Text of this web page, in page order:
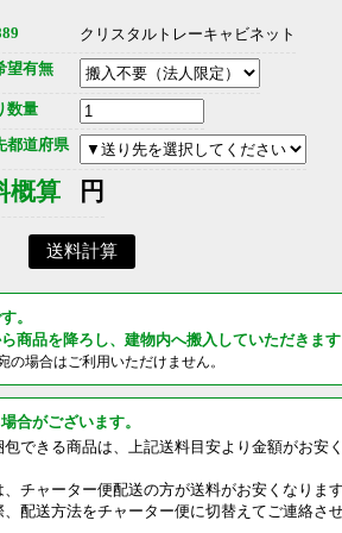
クリスタルトレーキャビネット
望有無
数量
都道府県
概算 円
。
商品を降ろし、建物内へ搬入していただきま
場合はご利用いただけません。
合がございます。
できる商品は、上記送料目安より金額がお安
チャーター便配送の方が送料がお安くなりま
配送方法をチャーター便に切替えてご連絡さ